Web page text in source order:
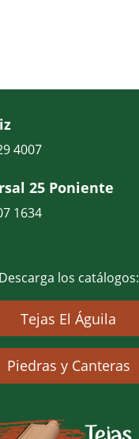
4007
25 Poniente
1634
Descarga los catálogos:
Tejas El Águila
Piedras y Canteras